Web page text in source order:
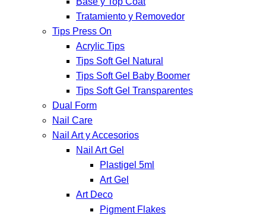
Tratamiento y Removedor
Tips Press On
Acrylic Tips
Tips Soft Gel Natural
Tips Soft Gel Baby Boomer
Tips Soft Gel Transparentes
Dual Form
Nail Care
Nail Art y Accesorios
Nail Art Gel
Plastigel 5ml
Art Gel
Art Deco
Pigment Flakes